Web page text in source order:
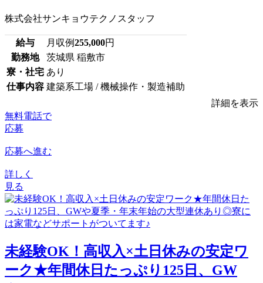
株式会社サンキョウテクノスタッフ
給与 月収例255,000円
勤務地
茨城県 稲敷市
寮・社宅 あり
仕事内容 建築系工場 / 機械操作・製造補助
詳細を表示
無料電話で
応募
応募へ進む
詳しく
見る
未経験OK！高収入×土日休みの安定ワ
ーク★年間休日たっぷり125日、GW